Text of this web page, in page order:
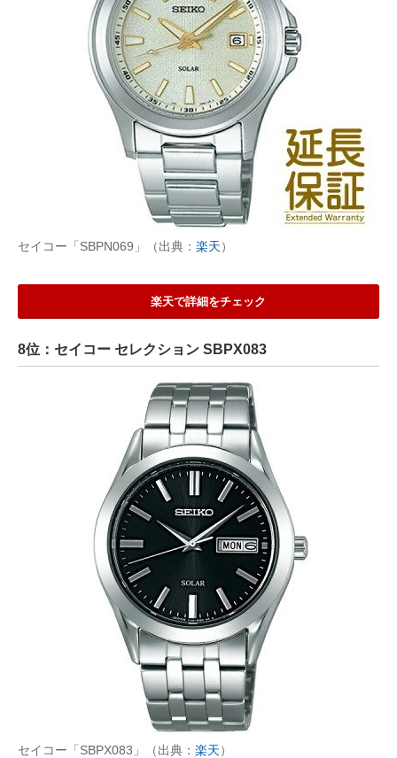
セイコー「SBPN069」（出典： 楽天）
楽天で詳細をチェック
8位：セイコー セレクション SBPX083
セイコー「SBPX083」（出典： 楽天）